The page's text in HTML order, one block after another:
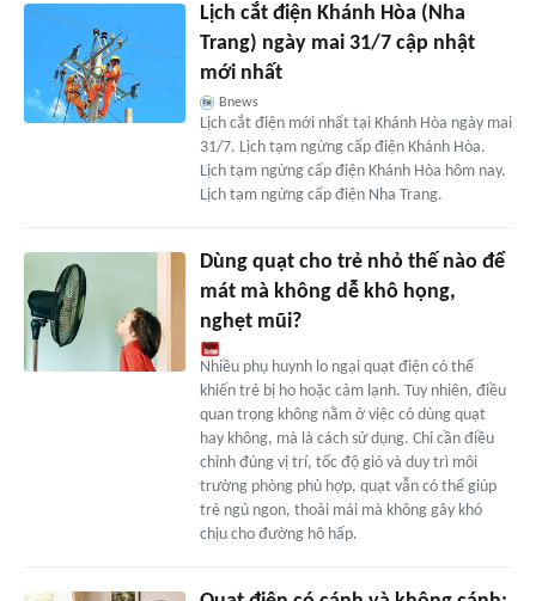
Lịch cắt điện Khánh Hòa (Nha
Trang) ngày mai 31/7 cập nhật
mới nhất
Bnews
Lịch cắt điện mới nhất tại Khánh Hòa ngày mai
31/7. Lịch tạm ngừng cấp điện Khánh Hòa.
Lịch tạm ngừng cấp điện Khánh Hòa hôm nay.
Lịch tạm ngừng cấp điện Nha Trang.
Dùng quạt cho trẻ nhỏ thế nào để
mát mà không dễ khô họng,
nghẹt mũi?
Nhiều phụ huynh lo ngại quạt điện có thể
khiến trẻ bị ho hoặc cảm lạnh. Tuy nhiên, điều
quan trọng không nằm ở việc có dùng quạt
hay không, mà là cách sử dụng. Chỉ cần điều
chỉnh đúng vị trí, tốc độ gió và duy trì môi
trường phòng phù hợp, quạt vẫn có thể giúp
trẻ ngủ ngon, thoải mái mà không gây khó
chịu cho đường hô hấp.